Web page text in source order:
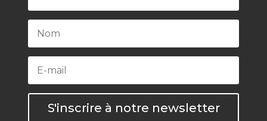
S'inscrire à notre newsletter